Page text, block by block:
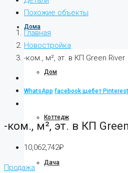
Дома
Дом
Коттедж
Дача
Похожие объекты
Главная
Новостройка
-ком., м², эт. в КП Green River
WhatsApp facebook щебет Pinterest
-ком., м², эт. в КП
10,062,742₽
Продажа